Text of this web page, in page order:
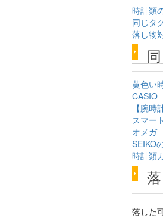
時計類
同じタ
落し物
黄色い
CASIO
【腕
スマー
オメ
SEIKO
時計類
落した